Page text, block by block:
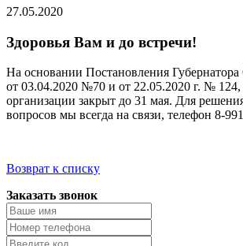
27.05.2020
Здоровья Вам и до встречи!
На основании Постановления Губернатора
от 03.04.2020 №70 и от 22.05.2020 г. №
организации закрыт до 31 мая. Для
вопросов мы всегда на связи, телефон 8-
Возврат к списку
Заказать звонок